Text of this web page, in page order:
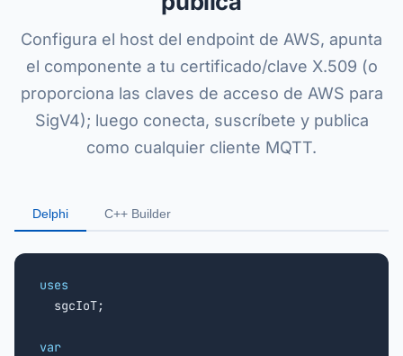
Configura el host del endpoint de AWS, apunta
el componente a tu certificado/clave X.509 (o
proporciona las claves de acceso de AWS para
SigV4); luego conecta, suscríbete y publica
como cualquier cliente MQTT.
Delphi C++ Builder
uses
sgcIoT;
var